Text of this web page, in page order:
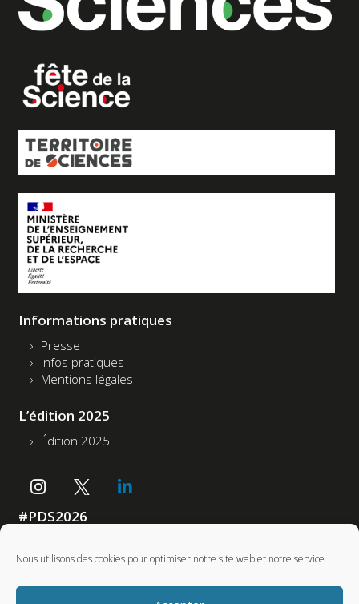
Nous utilisons des cookies pour optimiser notre site web et notre service.
Informations pratiques
Presse
Infos pratiques
Mentions légales
L’édition 2025
Édition 2025
#PDS2026
Partenaires